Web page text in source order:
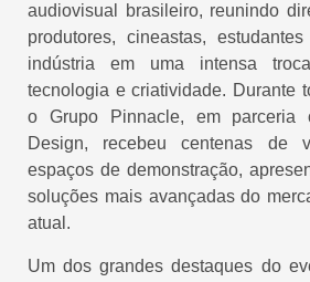
audiovisual brasileiro, reunindo
produtores, cineastas,
indústria em uma intensa
tecnologia e criatividade. Durante
o Grupo Pinnacle, em parceria
Design, recebeu centenas de
espaços de demonstração,
soluções mais avançadas do
atual.
Um dos grandes destaques do